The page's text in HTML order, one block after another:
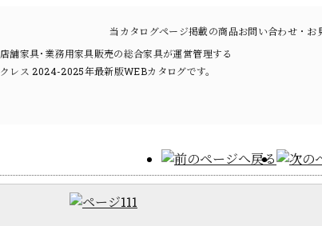
店舗家具･業務用家具販売の総合家具が運営管理する
クレス 2024-2025年最新版WEBカタログです。
当カタログページ掲載の商品お問い合わせ・